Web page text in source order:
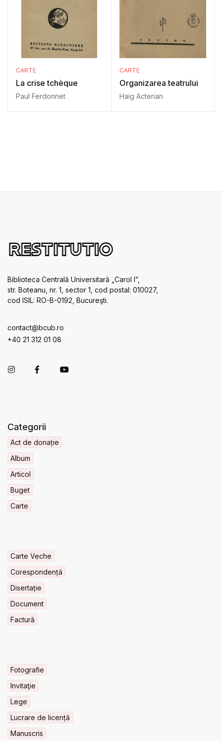
CARTE
La crise tchèque
Paul Ferdonnet
CARTE
Organizarea teatrului
Haig Acterian
Biblioteca Centrală Universitară „Carol I”,
str. Boteanu, nr. 1, sector 1, cod postal: 010027,
cod ISIL: RO-B-0192, Bucureşti.
contact@bcub.ro
+40 21 312 01 08
Categorii
Act de donație
Album
Articol
Buget
Carte
Carte Veche
Corespondență
Disertație
Document
Factură
Fotografie
Invitaţie
Lege
Lucrare de licență
Manuscris